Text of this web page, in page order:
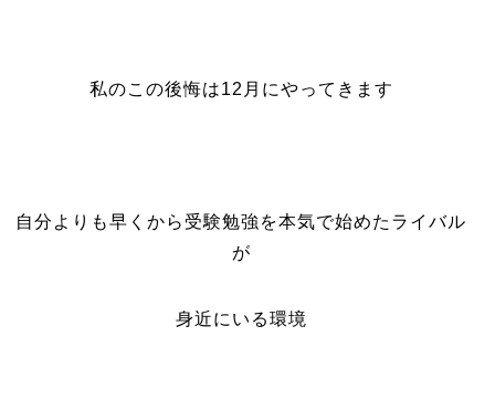
私のこの後悔は12月にやってきます
自分よりも早くから受験勉強を本気で始めたライバル
が
身近にいる環境